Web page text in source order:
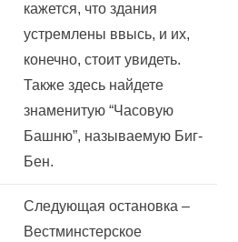
кажется, что здания
устремлены ввысь, и их,
конечно, стоит увидеть.
Также здесь найдете
знаменитую “Часовую
Башню”, называемую Биг-
Бен.
Следующая остановка –
Вестминстерское